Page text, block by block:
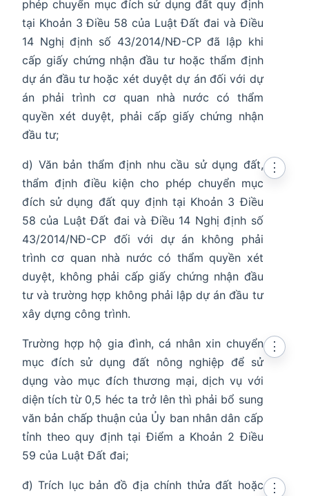
phép chuyển mục đích sử dụng đất quy định
tại Khoản 3 Điều 58 của Luật Đất đai và Điều
14 Nghị định số 43/2014/NĐ-CP đã lập khi
cấp giấy chứng nhận đầu tư hoặc thẩm định
dự án đầu tư hoặc xét duyệt dự án đối với dự
án phải trình cơ quan nhà nước có thẩm
quyền xét duyệt, phải cấp giấy chứng nhận
đầu tư;
d) Văn bản thẩm định nhu cầu sử dụng đất,
thẩm định điều kiện cho phép chuyển mục
đích sử dụng đất quy định tại Khoản 3 Điều
58 của Luật Đất đai và Điều 14 Nghị định số
43/2014/NĐ-CP đối với dự án không phải
trình cơ quan nhà nước có thẩm quyền xét
duyệt, không phải cấp giấy chứng nhận đầu
tư và trường hợp không phải lập dự án đầu tư
xây dựng công trình.
⋮
Trường hợp hộ gia đình, cá nhân xin chuyển
mục đích sử dụng đất nông nghiệp để sử
dụng vào mục đích thương mại, dịch vụ với
diện tích từ 0,5 héc ta trở lên thì phải bổ sung
văn bản chấp thuận của Ủy ban nhân dân cấp
tỉnh theo quy định tại Điểm a Khoản 2 Điều
59 của Luật Đất đai;
⋮
đ) Trích lục bản đồ địa chính thửa đất hoặc
⋮